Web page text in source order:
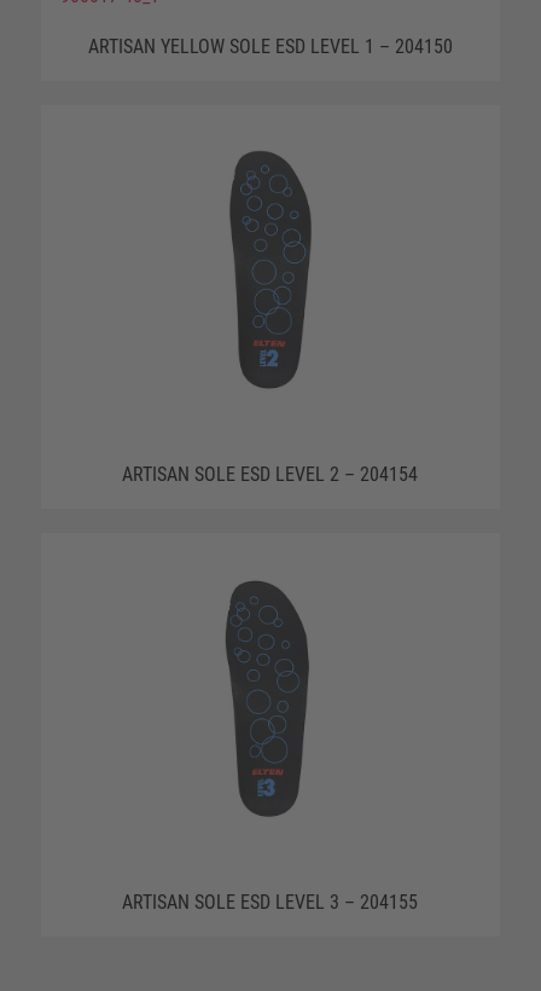
ARTISAN YELLOW SOLE ESD LEVEL 1 – 204150
ARTISAN SOLE ESD LEVEL 2 – 204154
ARTISAN SOLE ESD LEVEL 3 – 204155